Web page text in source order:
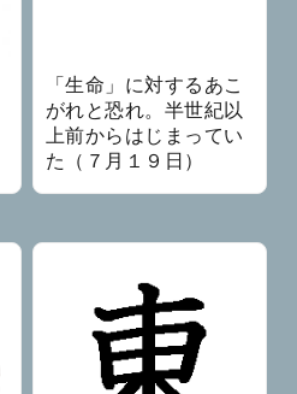
「生命」に対するあこ
がれと恐れ。半世紀以
上前からはじまってい
た（７月１９日）